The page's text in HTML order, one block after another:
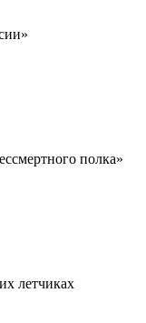
полка»
летчиках